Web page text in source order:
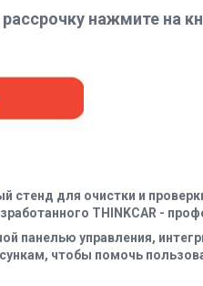
нажмите на
стенд для очистки и
THINKCAR -
панелью управления,
чтобы помочь